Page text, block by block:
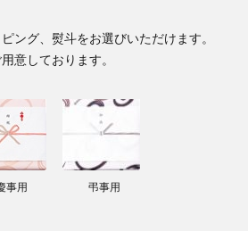
ング、熨斗をお選びいただけます。
意しております。
事用 弔事用